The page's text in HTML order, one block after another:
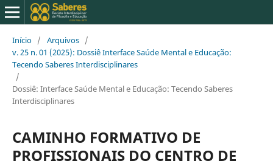
Início / Arquivos /
v. 25 n. 01 (2025): Dossiê Interface Saúde Mental e Educação:
Tecendo Saberes Interdisciplinares
/
Dossiê: Interface Saúde Mental e Educação: Tecendo Saberes
Interdisciplinares
CAMINHO FORMATIVO DE
PROFISSIONAIS DO CENTRO DE